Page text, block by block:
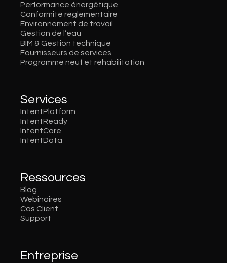
Performance énergétique
Conformité réglementaire
Environnement de travail
Gestion de l’eau
BIM & Gestion technique
Fournisseurs de services
Programme neuf et réhabilitation
Services
IntentPlatform
IntentReady
IntentCare
IntentData
Ressources
Blog
Webinaires
Cas Client
Support
Entreprise